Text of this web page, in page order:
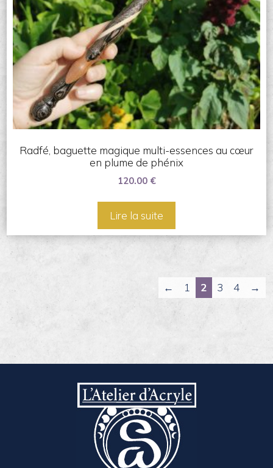
Radfé, baguette magique multi-essences au cœur
en plume de phénix
120.00 €
Lire la suite
← 1 2 3 4 →